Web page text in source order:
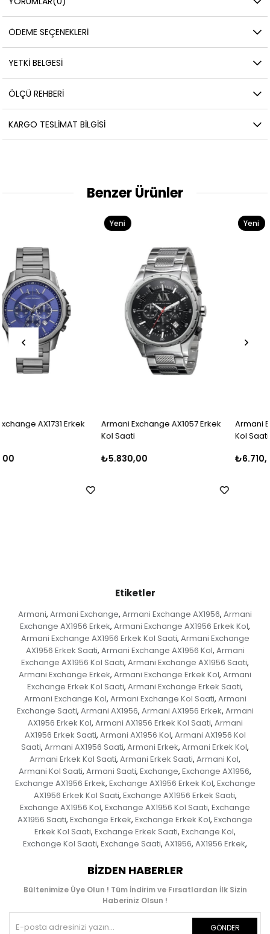
ÖDEME SEÇENEKLERI
YETKİ BELGESİ
ÖLÇÜ REHBERI
KARGO TESLIMAT BILGISI
Benzer Ürünler
Armani Exchange AX1057 Erkek
Armani Exchange AX1605 Erkek
Etiketler
Armani, Armani Exchange, Armani Exchange AX1956, Armani
Exchange AX1956 Erkek, Armani Exchange AX1956 Erkek Kol,
Armani Exchange AX1956 Erkek Kol Saati, Armani Exchange
AX1956 Erkek Saati, Armani Exchange AX1956 Kol, Armani
Exchange AX1956 Kol Saati, Armani Exchange AX1956 Saati,
Armani Exchange Erkek, Armani Exchange Erkek Kol, Armani
Exchange Erkek Kol Saati, Armani Exchange Erkek Saati,
Armani Exchange Kol, Armani Exchange Kol Saati, Armani
Exchange Saati, Armani AX1956, Armani AX1956 Erkek, Armani
AX1956 Erkek Kol, Armani AX1956 Erkek Kol Saati, Armani
AX1956 Erkek Saati, Armani AX1956 Kol, Armani AX1956 Kol
Saati, Armani AX1956 Saati, Armani Erkek, Armani Erkek Kol,
Armani Erkek Kol Saati, Armani Erkek Saati, Armani Kol,
Armani Kol Saati, Armani Saati, Exchange, Exchange AX1956,
Exchange AX1956 Erkek, Exchange AX1956 Erkek Kol, Exchange
AX1956 Erkek Kol Saati, Exchange AX1956 Erkek Saati,
Exchange AX1956 Kol, Exchange AX1956 Kol Saati, Exchange
AX1956 Saati, Exchange Erkek, Exchange Erkek Kol, Exchange
Erkek Kol Saati, Exchange Erkek Saati, Exchange Kol,
Exchange Kol Saati, Exchange Saati, AX1956, AX1956 Erkek,
BIZDEN HABERLER
Bültenimize Üye Olun ! Tüm İndirim ve Fırsatlardan İlk Sizin
Haberiniz Olsun !
GÖNDER